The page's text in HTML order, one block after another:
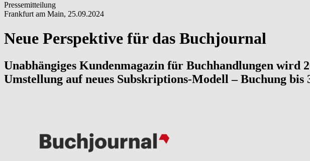
Pressemitteilung
Frankfurt am Main, 25.09.2024
Neue Perspektive für das Buchjournal
Unabhängiges Kundenmagazin für Buchhandlungen wird
Umstellung auf neues Subskriptions-Modell – Buchung bis